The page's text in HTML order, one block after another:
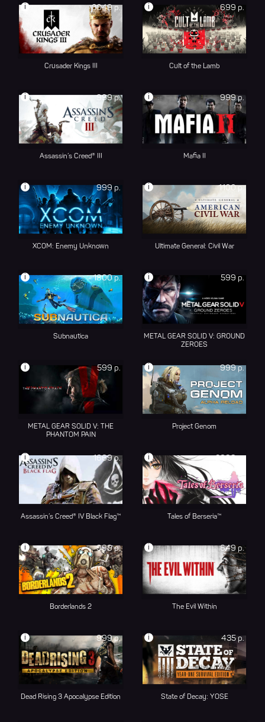
3049 р.
i
Crusader Kings III
699 р.
i
Cult of the Lamb
999 р.
i
Assassin’s Creed® III
999 р.
i
Mafia II
999 р.
i
XCOM: Enemy Unknown
1100 р.
i
Ultimate General: Civil War
1800 р.
i
Subnautica
599 р.
i
METAL GEAR SOLID V: GROUND
ZEROES
599 р.
i
METAL GEAR SOLID V: THE
PHANTOM PAIN
999 р.
i
Project Genom
1669 р.
i
Assassin’s Creed® IV Black Flag™
2099 р.
i
Tales of Berseria™
999 р.
i
Borderlands 2
649 р.
i
The Evil Within
999 р.
i
Dead Rising 3 Apocalypse Edition
435 р.
i
State of Decay: YOSE